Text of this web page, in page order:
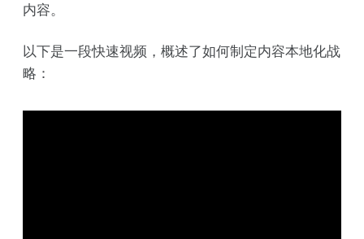
内容。
以下是一段快速视频，概述了如何制定内容本地化战
略：